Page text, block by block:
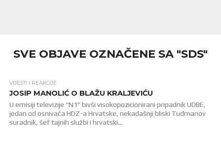
SVE OBJAVE OZNAČENE SA "SDS"
VIJESTI I REAKCIJE
JOSIP MANOLIĆ O BLAŽU KRALJEVIĆU
U emisiji televizije “N1” bivši visokopozicionirani pripadnik UDBE,
jedan od osnivača HDZ-a Hrvatske, nekadašnji bliski Tuđmanov
suradnik, šef tajnih službi i hrvatski...